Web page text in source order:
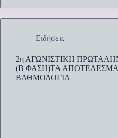
Ειδήσεις
2η ΑΓΩΝΙΣΤΙΚΗ
(Β ΦΑΣΗ)ΤΑ
ΒΑΘΜΟΛΟΓΙΑ